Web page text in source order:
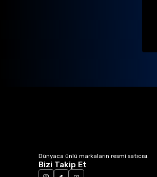
Dünyaca ünlü markaların resmi satıcısı.
Bizi Takip Et